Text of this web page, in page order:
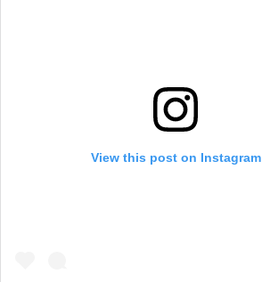
View this post on Instagram